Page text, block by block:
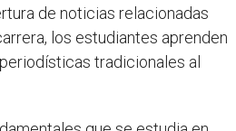
de noticias relacionadas
los estudiantes aprenden
tradicionales al